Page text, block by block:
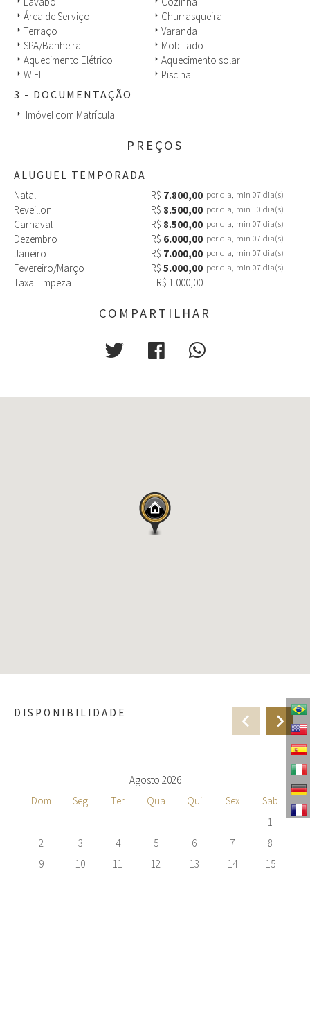
circulação e convivência. A sala principal dispõe de TV de 75
polegadas com canais a cabo, home theater e Wi-Fi.
A cozinha é moderna, totalmente equipada e recém-renovada.
Todos os quartos e ambientes sociais são climatizados,
garantindo conforto em qualquer época do ano.
Na área externa, você poderá desfrutar de uma piscina aquecida,
crianças, contando com proteção na piscina e nas janelas,
Oferecemos roupas de cama, cobertores e toalhas limpas para
todos os hóspedes.
Destaques:
* Localização privilegiada em Jurerê Internacional
* Apenas 550 metros da praia
* Capacidade para 18 hóspedes
* Churrasqueira e cervejeira.
*Mesa de bilhar profissional
* TV 75” com home theater
arrow_right Área de Serviço arrow_right Churrasqueira
arrow_right Terraço arrow_right Varanda
arrow_right SPA/Banheira arrow_right Mobiliado
arrow_right Aquecimento Elétrico arrow_right Aquecimento solar
arrow_right WIFI arrow_right Piscina
3 - DOCUMENTAÇÃO
arrow_right Imóvel com Matrícula
PREÇOS
ALUGUEL TEMPORADA
Natal R$ 7.800,00 por dia, min 07 dia(s)
Reveillon R$ 8.500,00 por dia, min 10 dia(s)
Carnaval R$ 8.500,00 por dia, min 07 dia(s)
Dezembro R$ 6.000,00 por dia, min 07 dia(s)
Janeiro R$ 7.000,00 por dia, min 07 dia(s)
Fevereiro/Março R$ 5.000,00 por dia, min 07 dia(s)
Taxa Limpeza R$ 1.000,00
COMPARTILHAR
DISPONIBILIDADE
Agosto 2026
Dom
Seg Ter Qua Qui Sex
Sab
1
2
3 4 5 6 7
8
9
10 11 12 13 14
15